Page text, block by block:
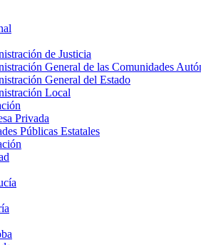
de Justicia
General de las Comunidades
General del Estado
Local
Privada
Públicas Estatales